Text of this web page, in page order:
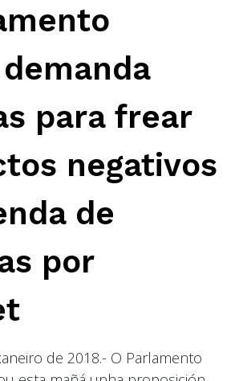
para frear
negativos
de
por
de 2018.- O Parlamento